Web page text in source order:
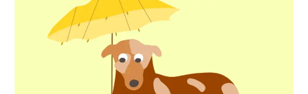
paraguas